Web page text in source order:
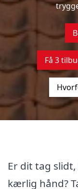
Få 3
Er dit tag
kærlig hånd?